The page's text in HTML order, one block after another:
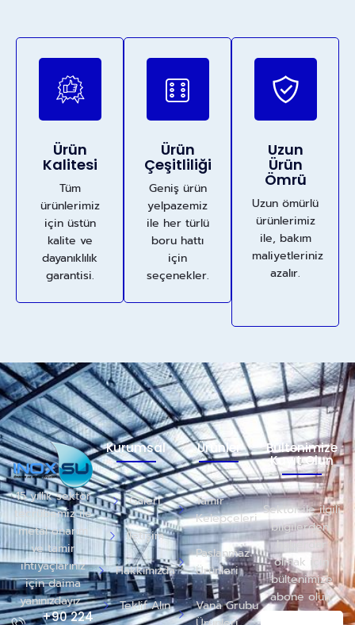
Ürün
Kalitesi
Tüm
ürünlerimiz
için üstün
kalite ve
dayanıklılık
garantisi.
Ürün
Çeşitliliği
Geniş ürün
yelpazemiz
ile her türlü
boru hattı
için
seçenekler.
Uzun
Ürün
Ömrü
Uzun ömürlü
ürünlerimiz
ile, bakım
maliyetleriniz
azalır.
15 yıllık sektör
tecrübemiz ile
metal onarım
ve tamir
ihtiyaçlarınız
için daima
yanınızdayız.
+90 224
Kurumsal
Galeri
İletişim
Hakkımızda
Teklif Alın
Ürünler
Tamir
Kelepçeleri
Paslanmaz
Ürünleri
Vana Grubu
Bültenimize
Kayıt Olun
Sektör ile ilgili
bilgilerden
haberdar
olmak için
bültenimize
abone olun.